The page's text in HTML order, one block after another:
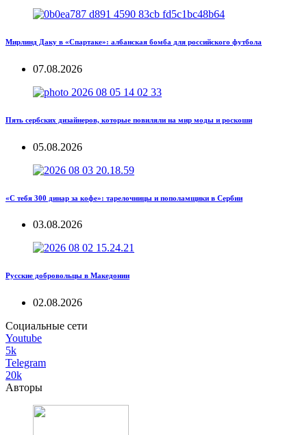
Мирлинд Даку в «Спартаке»: албанская бомба для российского футбола
07.08.2026
Пять сербских дизайнеров, которые повиляли на мир моды и роскоши
05.08.2026
«С тебя 300 динар за кофе»: тарелочницы и пополамщики в Сербии
03.08.2026
Русские добровольцы в Македонии
02.08.2026
Социальные сети
Youtube
5k
Telegram
20k
Авторы